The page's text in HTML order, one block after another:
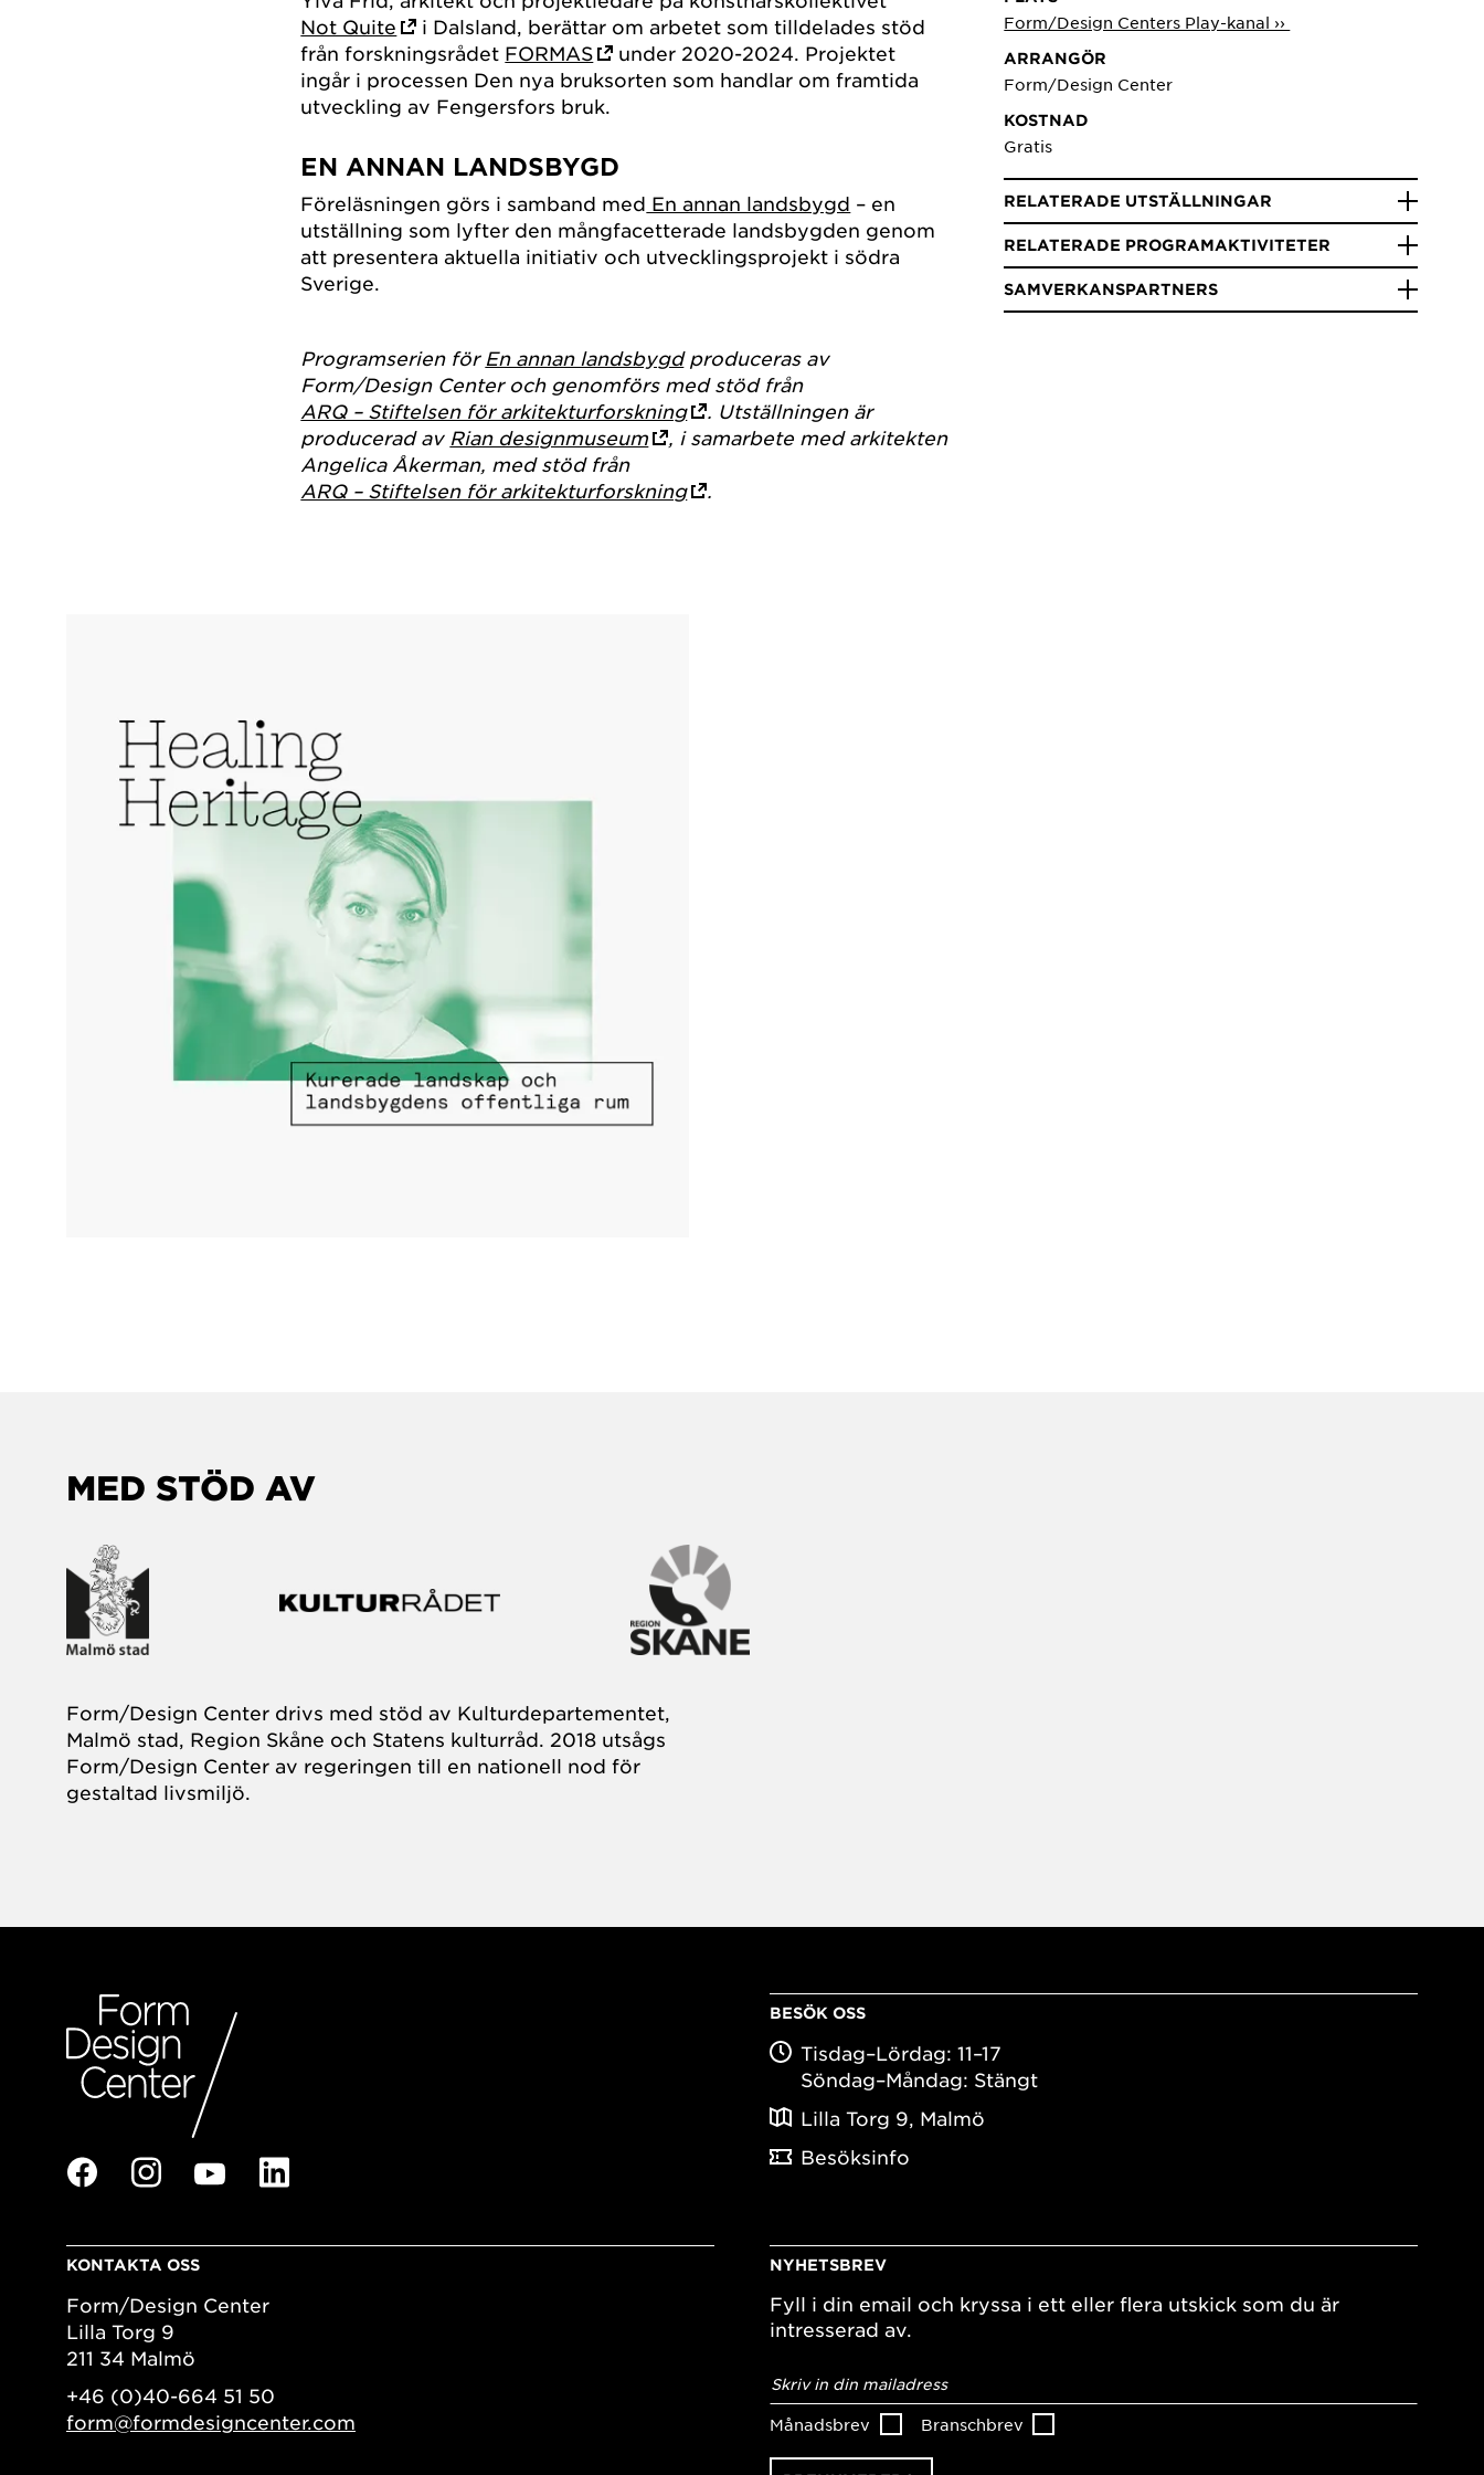
Not Quite
i Dalsland, berättar om arbetet som tilldelades stöd
från forskningsrådet FORMAS
under 2020-2024. Projektet
ingår i processen Den nya bruksorten som handlar om framtida
utveckling av Fengersfors bruk.
EN ANNAN LANDSBYGD
Föreläsningen görs i samband med En annan landsbygd – en
utställning som lyfter den mångfacetterade landsbygden genom
att presentera aktuella initiativ och utvecklingsprojekt i södra
Sverige.
Programserien för En annan landsbygdproduceras av
Form/Design Center och genomförs med stöd från
ARQ – Stiftelsen för arkitekturforskning
. Utställningen är
producerad av Rian designmuseum
, i samarbete med arkitekten
Angelica Åkerman, med stöd från
ARQ – Stiftelsen för arkitekturforskning
.
Form/Design Centers Play-kanal ››
ARRANGÖR
Form/Design Center
KOSTNAD
Gratis
RELATERADE UTSTÄLLNINGAR
RELATERADE PROGRAMAKTIVITETER
SAMVERKANSPARTNERS
MED STÖD AV
Form/Design Center drivs med stöd av Kulturdepartementet,
Malmö stad, Region Skåne och Statens kulturråd. 2018 utsågs
Form/Design Center av regeringen till en nationell nod för
gestaltad livsmiljö.
BESÖK OSS
Tisdag–Lördag: 11–17
Söndag–Måndag: Stängt
Lilla Torg 9, Malmö
Besöksinfo
KONTAKTA OSS
Form/Design Center
Lilla Torg 9
211 34 Malmö
+46 (0)40-664 51 50
form@formdesigncenter.com
NYHETSBREV
Fyll i din email och kryssa i ett eller flera utskick som du är
intresserad av.
postadress*
Månadsbrev Branschbrev